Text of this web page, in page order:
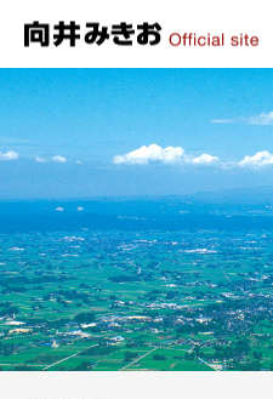
HOME
プロフィール
政策
活動報告